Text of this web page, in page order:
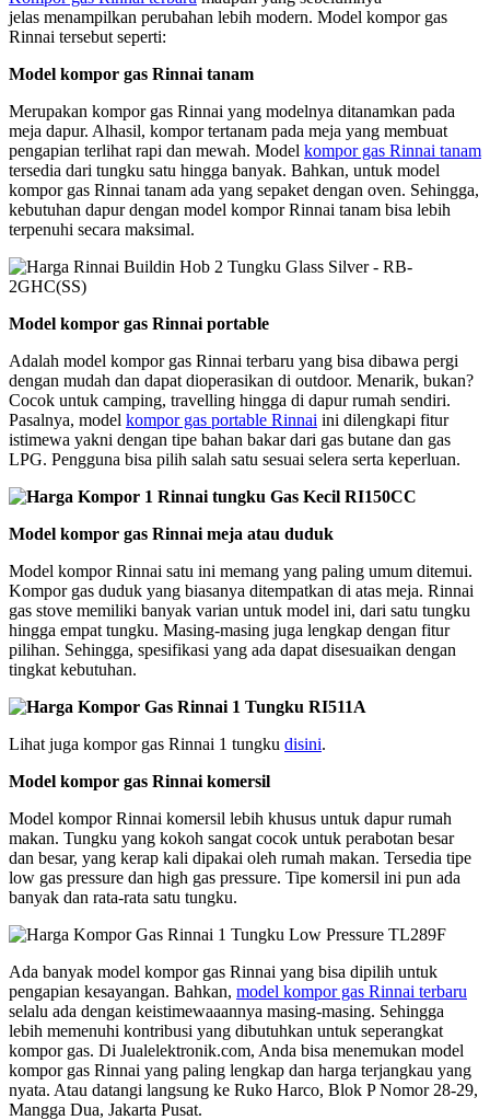
jelas menampilkan perubahan lebih modern. Model kompor gas
Rinnai tersebut seperti:
Model kompor gas Rinnai tanam
Merupakan kompor gas Rinnai yang modelnya ditanamkan pada
meja dapur. Alhasil, kompor tertanam pada meja yang membuat
pengapian terlihat rapi dan mewah. Model kompor gas Rinnai tanam
tersedia dari tungku satu hingga banyak. Bahkan, untuk model
kompor gas Rinnai tanam ada yang sepaket dengan oven. Sehingga,
kebutuhan dapur dengan model kompor Rinnai tanam bisa lebih
terpenuhi secara maksimal.
Model kompor gas Rinnai portable
Adalah model kompor gas Rinnai terbaru yang bisa dibawa pergi
dengan mudah dan dapat dioperasikan di outdoor. Menarik, bukan?
Cocok untuk camping, travelling hingga di dapur rumah sendiri.
Pasalnya, model kompor gas portable Rinnai ini dilengkapi fitur
istimewa yakni dengan tipe bahan bakar dari gas butane dan gas
LPG. Pengguna bisa pilih salah satu sesuai selera serta keperluan.
Model kompor gas Rinnai meja atau duduk
Model kompor Rinnai satu ini memang yang paling umum ditemui.
Kompor gas duduk yang biasanya ditempatkan di atas meja. Rinnai
gas stove memiliki banyak varian untuk model ini, dari satu tungku
hingga empat tungku. Masing-masing juga lengkap dengan fitur
pilihan. Sehingga, spesifikasi yang ada dapat disesuaikan dengan
tingkat kebutuhan.
Lihat juga kompor gas Rinnai 1 tungku disini.
Model kompor gas Rinnai komersil
Model kompor Rinnai komersil lebih khusus untuk dapur rumah
makan. Tungku yang kokoh sangat cocok untuk perabotan besar
dan besar, yang kerap kali dipakai oleh rumah makan. Tersedia tipe
low gas pressure dan high gas pressure. Tipe komersil ini pun ada
banyak dan rata-rata satu tungku.
Ada banyak model kompor gas Rinnai yang bisa dipilih untuk
pengapian kesayangan. Bahkan, model kompor gas Rinnai terbaru
selalu ada dengan keistimewaaannya masing-masing. Sehingga
lebih memenuhi kontribusi yang dibutuhkan untuk seperangkat
kompor gas. Di Jualelektronik.com, Anda bisa menemukan model
kompor gas Rinnai yang paling lengkap dan harga terjangkau yang
nyata. Atau datangi langsung ke Ruko Harco, Blok P Nomor 28-29,
Mangga Dua, Jakarta Pusat.